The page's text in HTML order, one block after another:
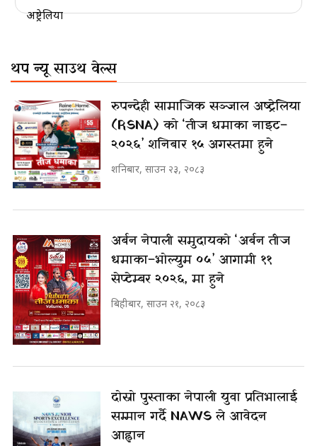
थप न्यू साउथ वेल्स
रुपन्देही सामाजिक सञ्जाल अष्ट्रेलिया
(RSNA) को ‘तीज धमाका नाइट–
२०२६’ शनिबार १५ अगस्तमा हुने
शनिबार, साउन २३, २०८३
अर्बन नेपाली समुदायको ‘अर्बन तीज
धमाका–भोल्युम ०५’ आगामी ११
सेप्टेम्बर २०२६, मा हुने
बिहीबार, साउन २१, २०८३
दोस्रो पुस्ताका नेपाली युवा प्रतिभालाई
सम्मान गर्दै NAWS ले आवेदन
आह्वान